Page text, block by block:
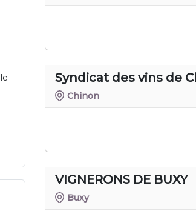
Syndicat des vins de
Chinon
VIGNERONS DE BUXY
Buxy